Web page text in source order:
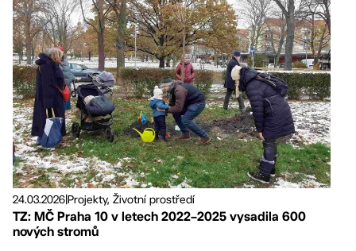
24.03.2026Projekty, Životní prostředí
TZ: MČ Praha 10 v letech 2022–2025 vysadila 600
nových stromů